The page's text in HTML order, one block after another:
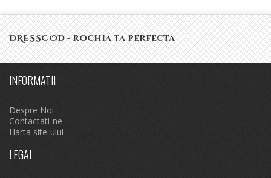
DRESSCOD - rochia ta perfecta
INFORMATII
Despre Noi
Contactati-ne
Harta site-ului
LEGAL